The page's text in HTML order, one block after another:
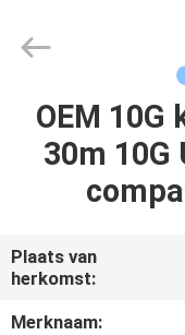
HUIS
PRODUCTEN
ONGEVEER
ONS
Co.,Ltd.
OEM 10G
30m 10G
Plaats van
herkomst:
Merknaam: